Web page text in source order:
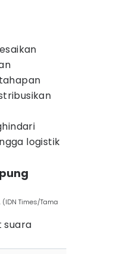
logistik
Times/Tama
suara